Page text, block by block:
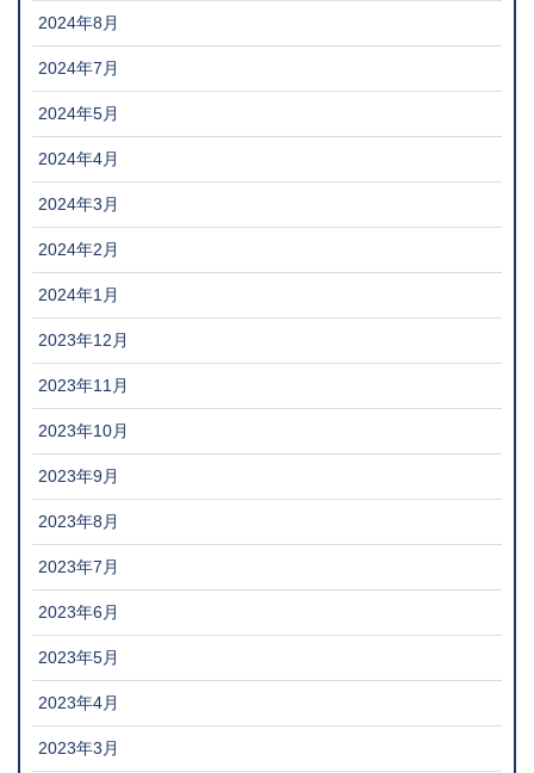
2024年8月
2024年7月
2024年5月
2024年4月
2024年3月
2024年2月
2024年1月
2023年12月
2023年11月
2023年10月
2023年9月
2023年8月
2023年7月
2023年6月
2023年5月
2023年4月
2023年3月